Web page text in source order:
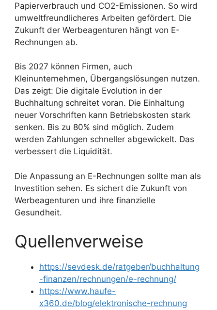
Papierverbrauch und CO2-Emissionen. So wird
umweltfreundlicheres Arbeiten gefördert. Die
Zukunft der Werbeagenturen hängt von E-
Rechnungen ab.
Bis 2027 können Firmen, auch
Kleinunternehmen, Übergangslösungen nutzen.
Das zeigt: Die digitale Evolution in der
Buchhaltung schreitet voran. Die Einhaltung
neuer Vorschriften kann Betriebskosten stark
senken. Bis zu 80% sind möglich. Zudem
werden Zahlungen schneller abgewickelt. Das
verbessert die Liquidität.
Die Anpassung an E-Rechnungen sollte man als
Investition sehen. Es sichert die Zukunft von
Werbeagenturen und ihre finanzielle
Gesundheit.
Quellenverweise
https://sevdesk.de/ratgeber/buchhaltung
-finanzen/rechnungen/e-rechnung/
https://www.haufe-
x360.de/blog/elektronische-rechnung